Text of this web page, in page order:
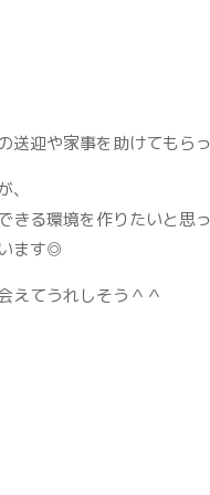
送迎や家事を助けてもら
る環境を作りたいと思っ
ます◎
えてうれしそう＾＾